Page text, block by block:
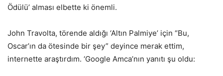
Ödülü’ alması elbette ki önemli.
John Travolta, törende aldığı ‘Altın Palmiye’ için “Bu,
Oscar’ın da ötesinde bir şey” deyince merak ettim,
internette araştırdım. ‘Google Amca’nın yanıtı şu oldu: